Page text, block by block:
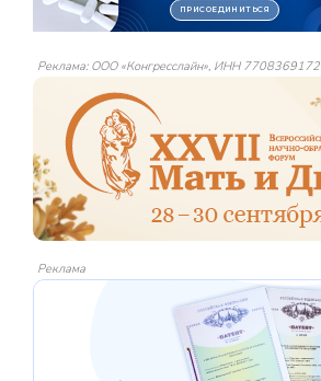
Реклама: ООО «Конгресслайн», ИНН 7708369172
Реклама